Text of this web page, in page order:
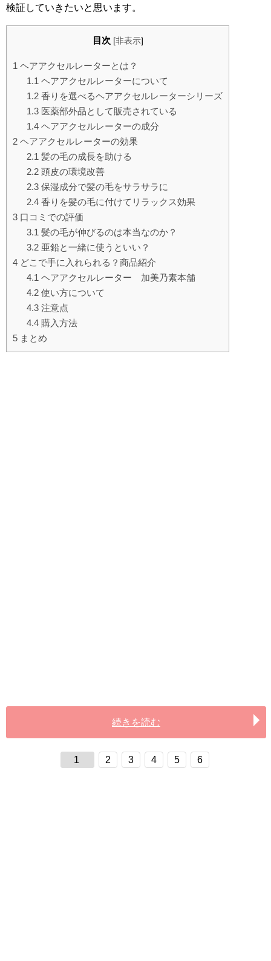
検証していきたいと思います。
目次 [非表示]
1 ヘアアクセルレーターとは？
1.1 ヘアアクセルレーターについて
1.2香りを選べるヘアアクセルレーターシリーズ
1.3医薬部外品として販売されている
1.4ヘアアクセルレーターの成分
2 ヘアアクセルレーターの効果
2.1 髪の毛の成長を助ける
2.2頭皮の環境改善
2.3保湿成分で髪の毛をサラサラに
2.4香りを髪の毛に付けてリラックス効果
3 口コミでの評価
3.1 髪の毛が伸びるのは本当なのか？
3.2亜鉛と一緒に使うといい？
4 どこで手に入れられる？商品紹介
4.1 ヘアアクセルレーター 加美乃素本舗
4.2使い方について
4.3注意点
4.4購入方法
5 まとめ
続きを読む
1 2 3 4 5 6